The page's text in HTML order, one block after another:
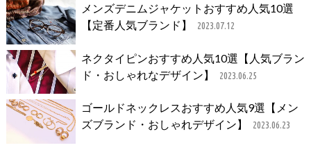
メンズデニムジャケットおすすめ人気10選
【定番人気ブランド】
2023.07.12
ネクタイピンおすすめ人気10選【人気ブラン
ド・おしゃれなデザイン】
2023.06.25
ゴールドネックレスおすすめ人気9選【メン
ズブランド・おしゃれデザイン】
2023.06.23